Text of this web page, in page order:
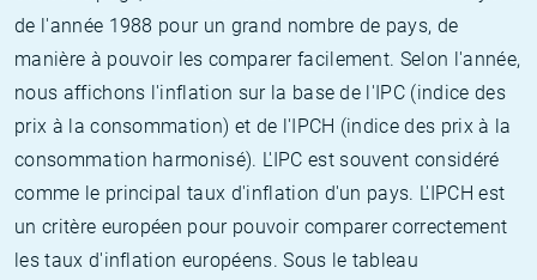
de l'année 1988 pour un grand nombre de pays, de
manière à pouvoir les comparer facilement. Selon l'année,
nous affichons l'inflation sur la base de l'IPC (indice des
prix à la consommation) et de l'IPCH (indice des prix à la
consommation harmonisé). L'IPC est souvent considéré
comme le principal taux d'inflation d'un pays. L'IPCH est
un critère européen pour pouvoir comparer correctement
les taux d'inflation européens. Sous le tableau